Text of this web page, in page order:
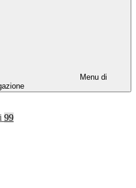
Menu di
99